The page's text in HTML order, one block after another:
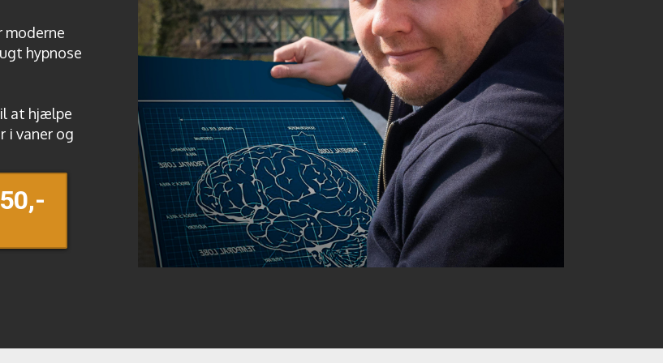
moderne
hypnose
at hjælpe
i vaner og